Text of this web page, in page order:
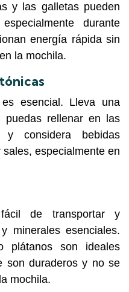
y las galletas pueden
durante
energía rápida sin
la mochila.
esencial. Lleva una
puedas rellenar en las
considera bebidas
especialmente en
de transportar y
minerales esenciales.
plátanos son ideales
son duraderos y no se
mochila.